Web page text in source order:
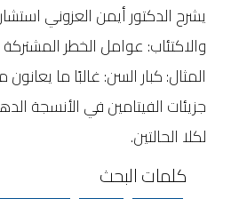
يشرح الدكتور أيمن العزوني
والاكتئاب: عوامل الخطر
المثال: كبار السن: غالبًا ما
جزيئات الفيتامين في الأنسجة
لكلا الحالتين.
كلمات البحث